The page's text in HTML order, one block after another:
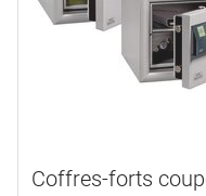
Coffres-forts